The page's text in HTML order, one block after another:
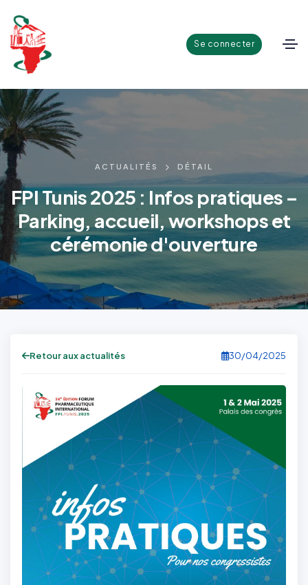
Se connecter
ACTUALITÉS DÉTAIL
FPI Tunis 2025 : Infos pratiques –
Parking, accueil, workshops et
cérémonie d'ouverture
Retour aux actualités 30/04/2025